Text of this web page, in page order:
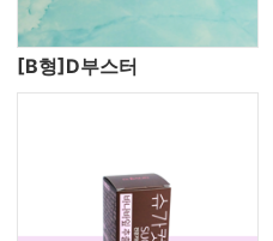
[B형]D부스터